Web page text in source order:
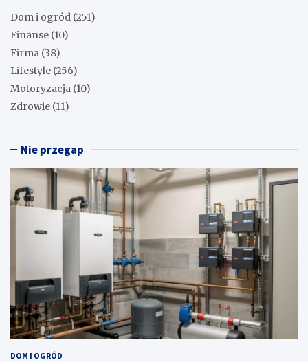
Dom i ogród (251)
Finanse (10)
Firma (38)
Lifestyle (256)
Motoryzacja (10)
Zdrowie (11)
Nie przegap
DOM I OGRÓD